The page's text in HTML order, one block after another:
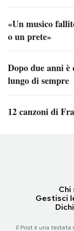
«Un musico
o un prete»
Dopo due anni
lungo di sempre
12 canzoni di
Chi
Gestisci
Il Post è una testata